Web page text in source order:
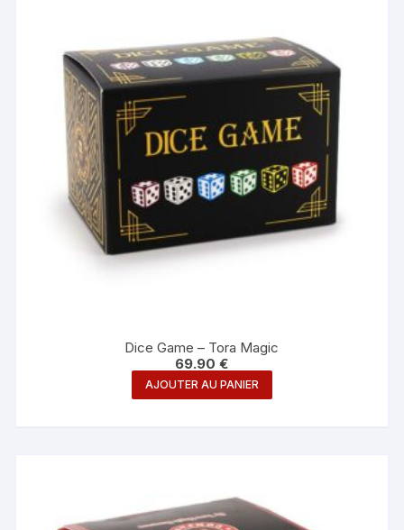
Dice Game – Tora Magic
69.90€
AJOUTER AU PANIER